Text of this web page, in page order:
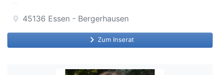
location_on 45136 Essen - Bergerhausen
keyboard_arrow_right Zum Inserat